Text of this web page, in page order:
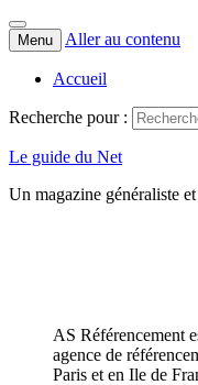
Menu Aller au contenu
Accueil
Recherche pour :
Le guide du Net
Un magazine généraliste
AS Référencement
agence de
Paris et en Ile de